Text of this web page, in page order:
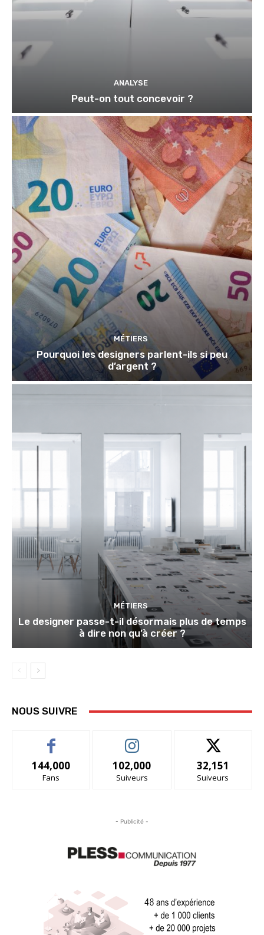
ANALYSE
Peut-on tout concevoir ?
MÉTIERS
Pourquoi les designers parlent-ils si peu
d’argent ?
MÉTIERS
Le designer passe-t-il désormais plus de temps
à dire non qu’à créer ?
NOUS SUIVRE
144,000
Fans
102,000
Suiveurs
32,151
Suiveurs
- Publicité -